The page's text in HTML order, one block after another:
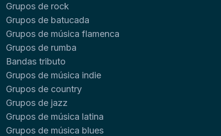
Grupos de rock
Grupos de batucada
Grupos de música flamenca
Grupos de rumba
Bandas tributo
Grupos de música indie
Grupos de country
Grupos de jazz
Grupos de música latina
Grupos de música blues